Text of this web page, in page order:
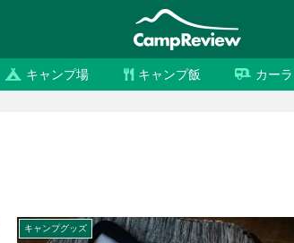
キャンプ場 キャンプ飯 カー
キャンプグッズ